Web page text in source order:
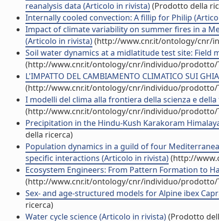
reanalysis data (Articolo in rivista)(Prodotto della
Internally cooled convection: A fillip for Philip
Impact of climate variability on summer fires in a
(Articolo in rivista)(http://www.cnr.it/ontology/cnr/
Soil water dynamics at a midlatitude test site:
(http://www.cnr.it/ontology/cnr/individuo/prodotto/
L'IMPATTO DEL CAMBIAMENTO CLIMATICO SUI
(http://www.cnr.it/ontology/cnr/individuo/prodotto/
I modelli del clima alla frontiera della scienza e
(http://www.cnr.it/ontology/cnr/individuo/prodotto/
Precipitation in the Hindu-Kush Karakoram
della ricerca)
Population dynamics in a guild of four
specific interactions (Articolo in rivista)(http://
Ecosystem Engineers: From Pattern Formation to
(http://www.cnr.it/ontology/cnr/individuo/prodotto/
Sex- and age-structured models for Alpine ibex
ricerca)
Water cycle science (Articolo in rivista)(Prodotto